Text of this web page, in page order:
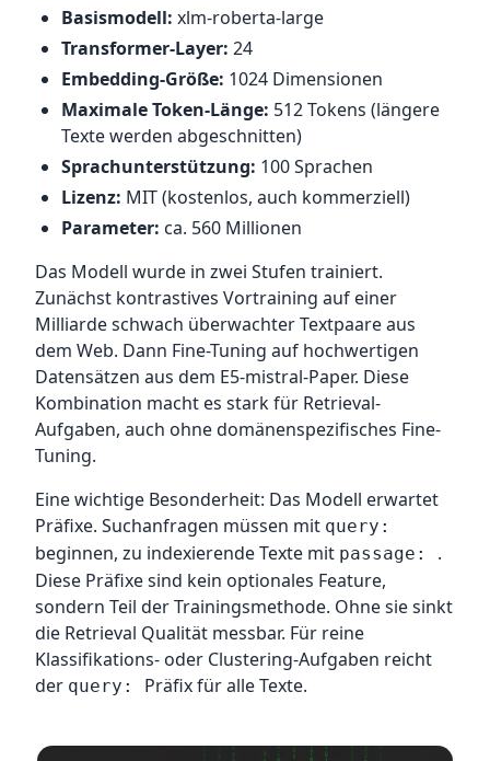
Basismodell: xlm-roberta-large
Transformer-Layer: 24
Embedding-Größe: 1024 Dimensionen
Maximale Token-Länge: 512 Tokens (längere
Texte werden abgeschnitten)
Sprachunterstützung: 100 Sprachen
Lizenz: MIT (kostenlos, auch kommerziell)
Parameter: ca. 560 Millionen
Das Modell wurde in zwei Stufen trainiert.
Zunächst kontrastives Vortraining auf einer
Milliarde schwach überwachter Textpaare aus
dem Web. Dann Fine-Tuning auf hochwertigen
Datensätzen aus dem E5-mistral-Paper. Diese
Kombination macht es stark für Retrieval-
Aufgaben, auch ohne domänenspezifisches Fine-
Tuning.
Eine wichtige Besonderheit: Das Modell erwartet
Präfixe. Suchanfragen müssen mit query:
beginnen, zu indexierende Texte mit passage: .
Diese Präfixe sind kein optionales Feature,
sondern Teil der Trainingsmethode. Ohne sie sinkt
die Retrieval Qualität messbar. Für reine
Klassifikations- oder Clustering-Aufgaben reicht
der query: Präfix für alle Texte.